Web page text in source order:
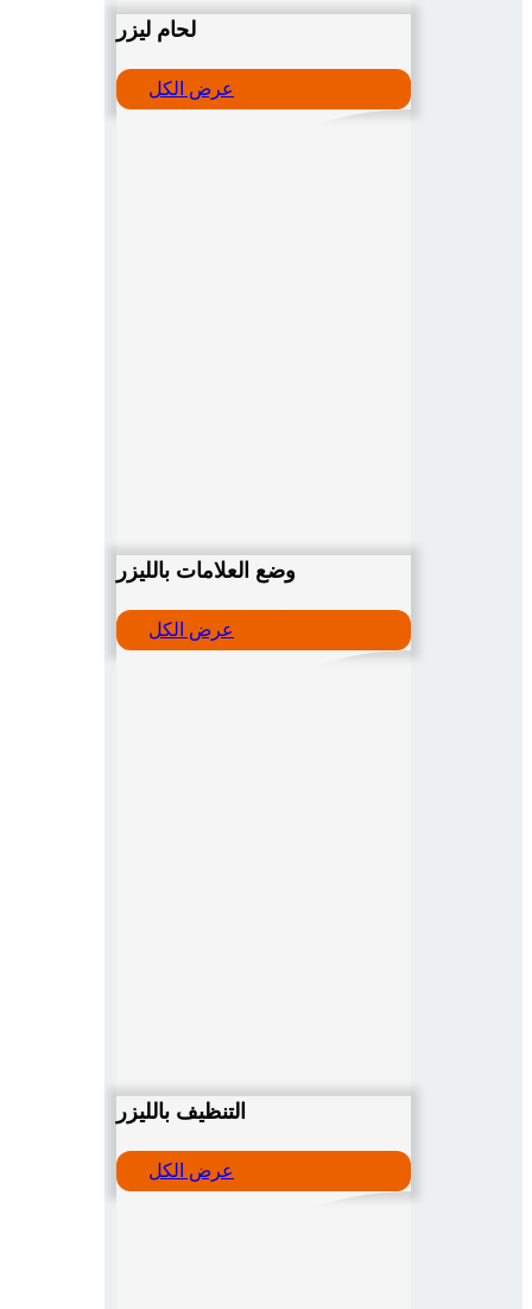
لحام ليزر
عرض الكل
وضع العلامات بالليزر
عرض الكل
التنظيف بالليزر
عرض الكل